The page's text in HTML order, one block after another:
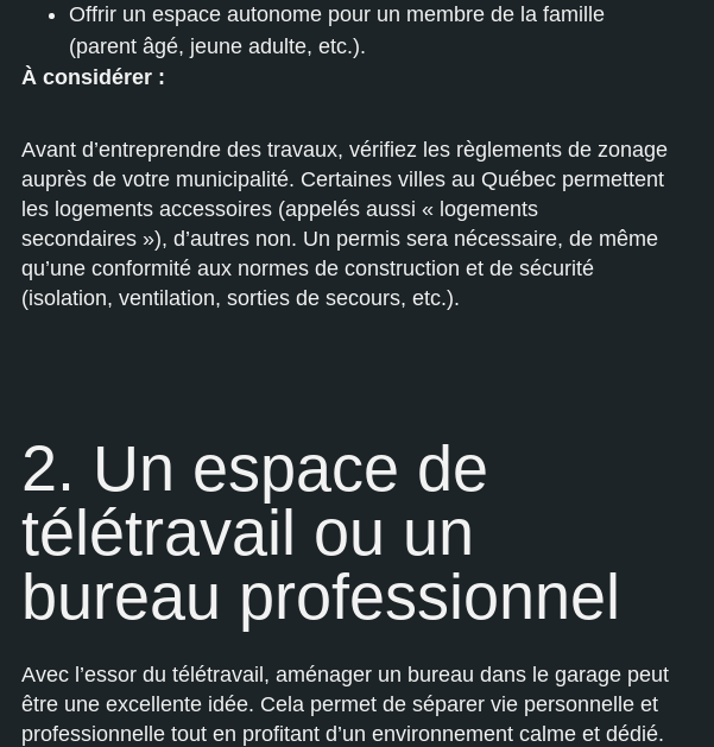
Offrir un espace autonome pour un membre de la famille
(parent âgé, jeune adulte, etc.).
À considérer :
Avant d’entreprendre des travaux, vérifiez les règlements de zonage
auprès de votre municipalité. Certaines villes au Québec permettent
les logements accessoires (appelés aussi « logements
secondaires »), d’autres non. Un permis sera nécessaire, de même
qu’une conformité aux normes de construction et de sécurité
(isolation, ventilation, sorties de secours, etc.).
2. Un espace de
télétravail ou un
bureau professionnel
Avec l’essor du télétravail, aménager un bureau dans le garage peut
être une excellente idée. Cela permet de séparer vie personnelle et
professionnelle tout en profitant d’un environnement calme et dédié.